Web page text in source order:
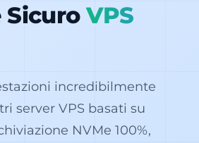
Sicuro VPS
incredibilmente
server VPS basati su
NVMe 100%,